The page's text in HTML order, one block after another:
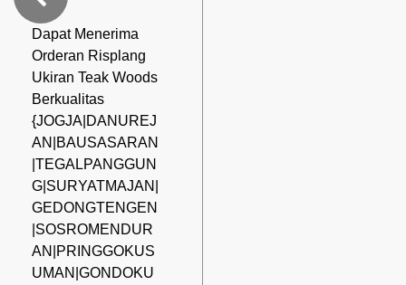
Dapat Menerima
Orderan Risplang
Ukiran Teak Woods
Berkualitas
{JOGJA|DANUREJ
AN|BAUSASARAN
|TEGALPANGGUN
G|SURYATMAJAN|
GEDONGTENGEN
|SOSROMENDUR
AN|PRINGGOKUS
UMAN|GONDOKU